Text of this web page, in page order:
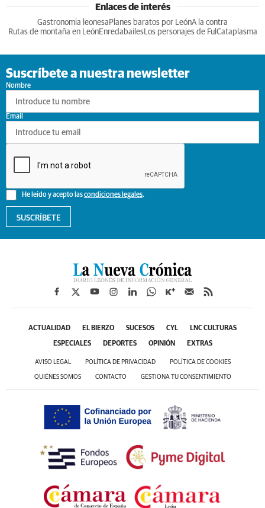
Enlaces de interés
Gastronomia leonesa Planes baratos por LeónA la contra
Rutas de montaña en LeónEnredabailesLos personajes de Ful Cataplasma
Suscríbete a nuestra newsletter
Nombre
He leído y acepto lascondiciones legales.
Email
SUSCRÍBETE
ACTUALIDAD EL BIERZO SUCESOS CYL LNC CULTURAS
ESPECIALES DEPORTES OPINIÓN EXTRAS
AVISO LEGAL POLÍTICA DE PRIVACIDAD POLÍTICA DE COOKIES
QUIÉNES SOMOS CONTACTO GESTIONA TU CONSENTIMIENTO